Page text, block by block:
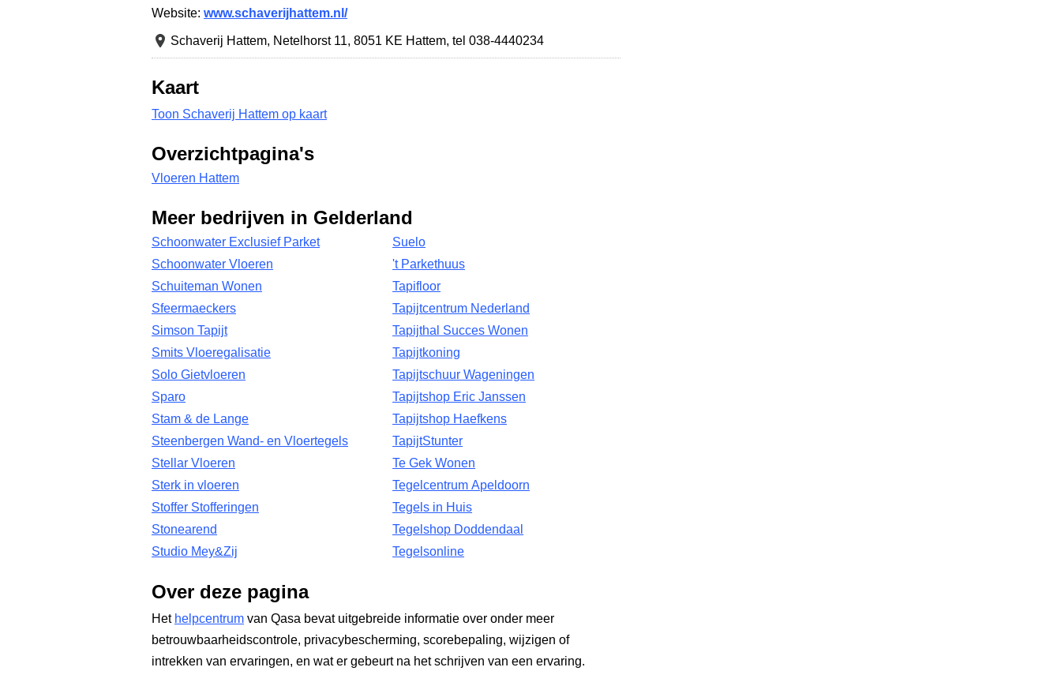
Website: www.schaverijhattem.nl/
Schaverij Hattem, Netelhorst 11, 8051 KE Hattem, tel 038-4440234
Kaart
Toon Schaverij Hattem op kaart
Overzichtpagina's
Vloeren Hattem
Meer bedrijven in Gelderland
Schoonwater Exclusief Parket
Schoonwater Vloeren
Schuiteman Wonen
Sfeermaeckers
Simson Tapijt
Smits Vloeregalisatie
Solo Gietvloeren
Sparo
Stam & de Lange
Steenbergen Wand- en Vloertegels
Stellar Vloeren
Sterk in vloeren
Stoffer Stofferingen
Stonearend
Studio Mey&Zij
Suelo
't Parkethuus
Tapifloor
Tapijtcentrum Nederland
Tapijthal Succes Wonen
Tapijtkoning
Tapijtschuur Wageningen
Tapijtshop Eric Janssen
Tapijtshop Haefkens
TapijtStunter
Te Gek Wonen
Tegelcentrum Apeldoorn
Tegels in Huis
Tegelshop Doddendaal
Tegelsonline
Over deze pagina
Het helpcentrum van Qasa bevat uitgebreide informatie over onder meer
betrouwbaarheidscontrole, privacybescherming, scorebepaling, wijzigen of
intrekken van ervaringen, en wat er gebeurt na het schrijven van een ervaring.